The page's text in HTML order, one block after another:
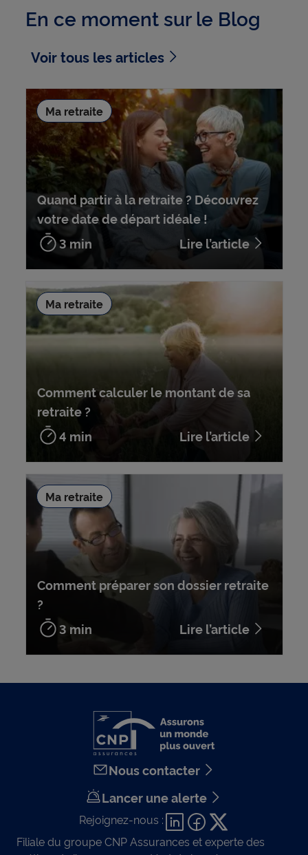
En ce moment sur le Blog
Voir tous les articles
Quand partir à la retraite ? Découvrez
votre date de départ idéale !
3 min
Lire l’article
Ma retraite
Comment calculer le montant de sa
retraite ?
4 min
Lire l’article
Ma retraite
Comment préparer son dossier retraite
?
3 min
Lire l’article
Ma retraite
Nous contacter
Lancer une alerte
Rejoignez-nous :
Filiale du groupe CNP Assurances et experte des